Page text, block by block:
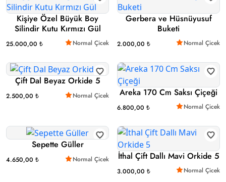
Kişiye Özel Büyük Boy
Silindir Kutu Kırmızı Gül
25.000,00 ₺ Normal Çicek
Gerbera ve Hüsnüyusuf
Buketi
2.000,00 ₺ Normal Çicek
Çift Dal Beyaz Orkide 5
2.500,00 ₺ Normal Çicek Areka 170 Cm Saksı Çiçeği
6.800,00 ₺ Normal Çicek
Sepette Güller
4.650,00 ₺ Normal Çicek İthal Çift Dallı Mavi Orkide 5
3.000,00 ₺ Normal Çicek